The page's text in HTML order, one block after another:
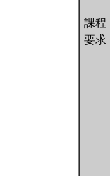
課程
要求